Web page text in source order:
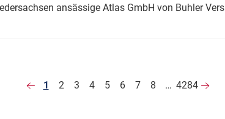
ansässige Atlas GmbH von Buhler
1 2 3 4 5 6 7 8 … 4284